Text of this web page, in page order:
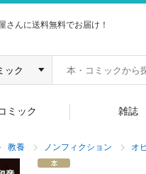
さんに送料無料でお届け！
ミック 雑誌
教養 ノンフィクション オ